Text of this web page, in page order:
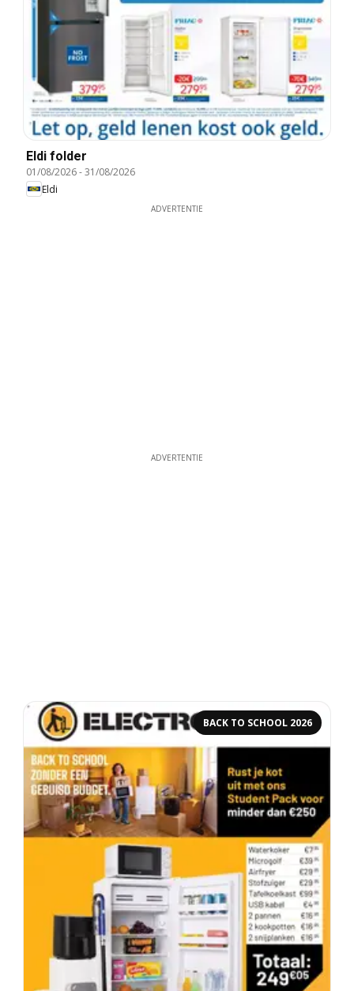
Eldi folder
01/08/2026-31/08/2026
Eldi
ADVERTENTIE
ADVERTENTIE
BACK TO SCHOOL 2026